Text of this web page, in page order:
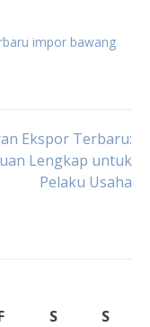
impor bawang
Ekspor Terbaru:
Lengkap untuk
Pelaku Usaha
S
S